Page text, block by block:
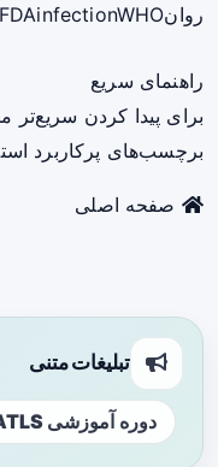
روان
infectionWHO
راهنمای سریع
برای پیدا کردن
برچسب‌های پرکاربرد
صفحه اصلی
تبلیغات متنی
دوره آموزشی ATLS